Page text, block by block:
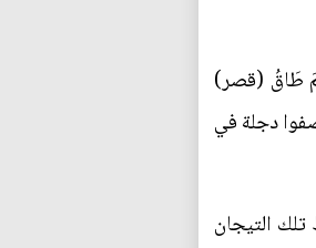
طَاقُ (قصر)
دجلة في
التيجان